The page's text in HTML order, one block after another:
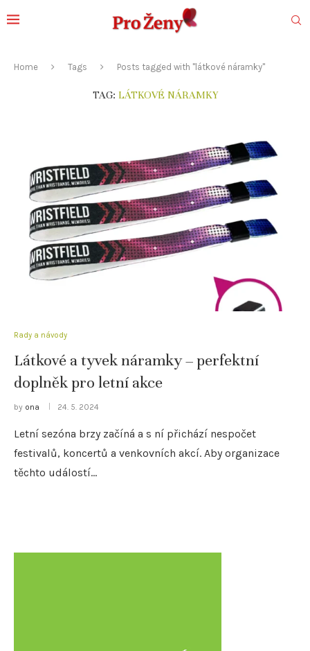
Home Tags Posts tagged with "látkové náramky"
TAG: LÁTKOVÉ NÁRAMKY
Rady a návody
Látkové a tyvek náramky – perfektní
doplněk pro letní akce
by ona 24. 5. 2024
Letní sezóna brzy začíná a s ní přichází nespočet
festivalů, koncertů a venkovních akcí. Aby organizace
těchto událostí…